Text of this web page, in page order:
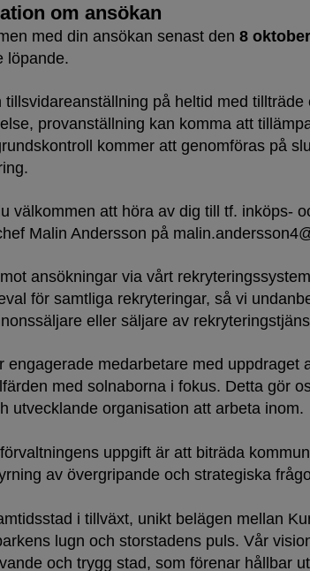
om ansökan
med din ansökan senast den 8 oktober
löpande.
tillsvidareanställning på heltid med tillträde
provanställning kan komma att
kommer att genomföras på
välkommen att höra av dig till tf. inköps-
Malin Andersson på
ansökningar via vårt
för samtliga rekryteringar, så vi
eller säljare av
engagerade medarbetare med uppdraget
med solnaborna i fokus. Detta gör
utvecklande organisation att arbeta inom.
uppgift är att biträda
av övergripande och strategiska
i tillväxt, unikt belägen mellan
lugn och storstadens puls. Vår
och trygg stad, som förenar hållbar